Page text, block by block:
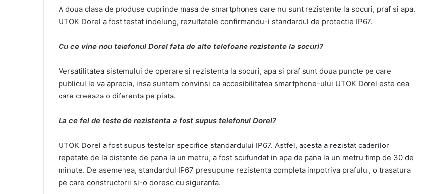
A doua clasa de produse cuprinde masa de smartphones care nu sunt rezistente la socuri, praf si apa.
UTOK Dorel a fost testat indelung, rezultatele confirmandu-i standardul de protectie IP67.
Cu ce vine nou telefonul Dorel fata de alte telefoane rezistente la socuri?
Versatilitatea sistemului de operare si rezistenta la socuri, apa si praf sunt doua puncte pe care
publicul le va aprecia, insa suntem convinsi ca accesibilitatea smartphone-ului UTOK Dorel este cea
care creeaza o diferenta pe piata.
La ce fel de teste de rezistenta a fost supus telefonul Dorel?
UTOK Dorel a fost supus testelor specifice standardului IP67. Astfel, acesta a rezistat caderilor
repetate de la distante de pana la un metru, a fost scufundat in apa de pana la un metru timp de 30 de
minute. De asemenea, standardul IP67 presupune rezistenta completa impotriva prafului, o trasatura
pe care constructorii si-o doresc cu siguranta.